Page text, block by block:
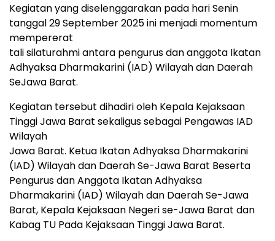
Kegiatan yang diselenggarakan pada hari Senin
tanggal 29 September 2025 ini menjadi momentum
mempererat
tali silaturahmi antara pengurus dan anggota Ikatan
Adhyaksa Dharmakarini (IAD) Wilayah dan Daerah
SeJawa Barat.
Kegiatan tersebut dihadiri oleh Kepala Kejaksaan
Tinggi Jawa Barat sekaligus sebagai Pengawas IAD
Wilayah
Jawa Barat. Ketua Ikatan Adhyaksa Dharmakarini
(IAD) Wilayah dan Daerah Se-Jawa Barat Beserta
Pengurus dan Anggota Ikatan Adhyaksa
Dharmakarini (IAD) Wilayah dan Daerah Se-Jawa
Barat, Kepala Kejaksaan Negeri se-Jawa Barat dan
Kabag TU Pada Kejaksaan Tinggi Jawa Barat.